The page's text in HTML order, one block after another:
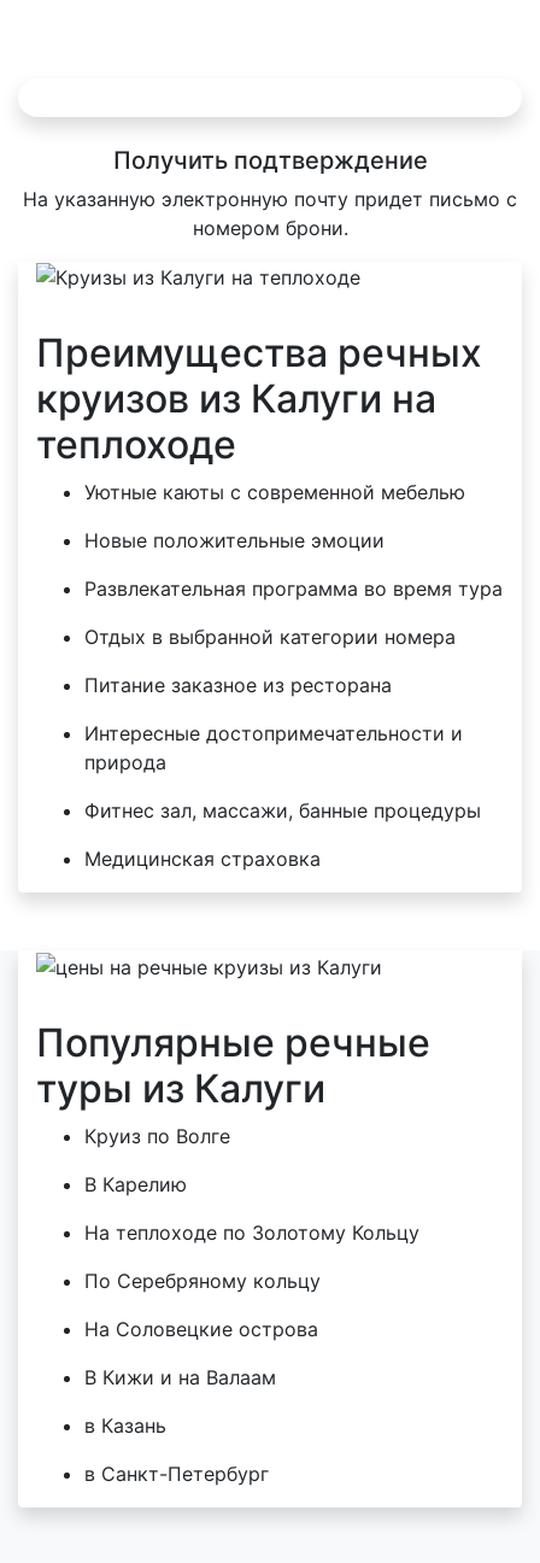
Получить подтверждение
На указанную электронную почту придет письмо с
номером брони.
Преимущества речных
круизов из Калуги на
теплоходе
Уютные каюты с современной мебелью
Новые положительные эмоции
Развлекательная программа во время тура
Отдых в выбранной категории номера
Питание заказное из ресторана
Интересные достопримечательности и
природа
Фитнес зал, массажи, банные процедуры
Медицинская страховка
Популярные речные
туры из Калуги
Круиз по Волге
В Карелию
На теплоходе по Золотому Кольцу
По Серебряному кольцу
На Соловецкие острова
В Кижи и на Валаам
в Казань
в Санкт-Петербург